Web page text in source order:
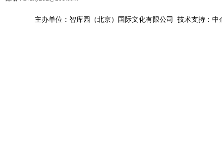
主办单位：智库园（北京）国际文化有限公司 技术支持：